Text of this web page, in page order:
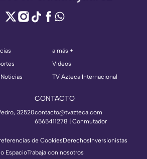
a más +
Videos
TV Azteca Internacional
32520
CONTACTO
contacto@tvazteca.com
6565411278 | Conmutador
de CookiesDerechosInversionistas
EspacioTrabaja con nosotros